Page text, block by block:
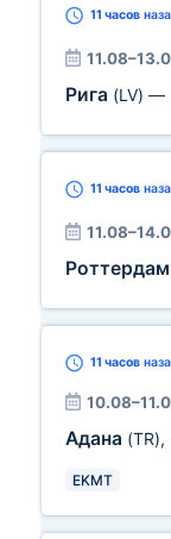
11 часов
Рига (LV) —
11 часов
Роттердам
11 часов
Адана (TR),
EKMT